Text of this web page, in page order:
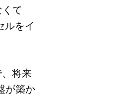
て
ルをイ
将来
が築か